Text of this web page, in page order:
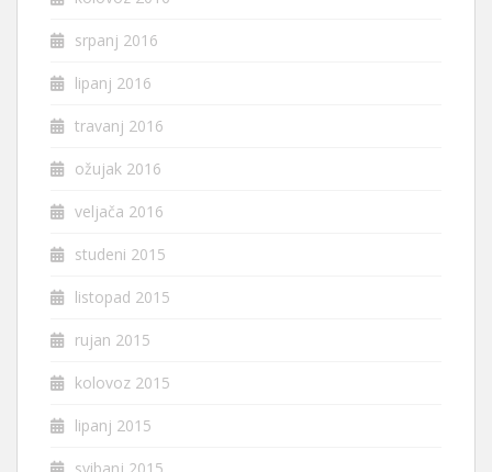
srpanj 2016
lipanj 2016
travanj 2016
ožujak 2016
veljača 2016
studeni 2015
listopad 2015
rujan 2015
kolovoz 2015
lipanj 2015